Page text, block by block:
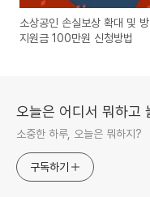
소상공인 손실보상 확대 및
지원금 100만원 신청방법
오늘은 어디서 뭐하고
소중한 하루, 오늘은 뭐하지?
구독하기